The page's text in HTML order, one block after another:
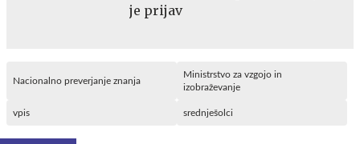
je prijav
Nacionalno preverjanje znanja
Ministrstvo za vzgojo in
izobraževanje
vpis srednješolci